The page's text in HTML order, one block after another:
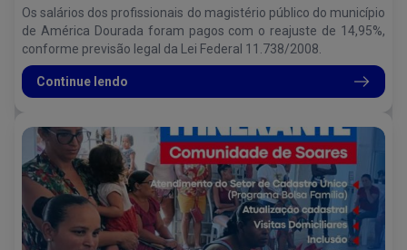
Os salários dos profissionais do magistério público do município
de América Dourada foram pagos com o reajuste de 14,95%,
conforme previsão legal da Lei Federal 11.738/2008.
Continue lendo